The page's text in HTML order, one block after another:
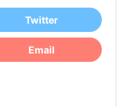
Twitter
Email